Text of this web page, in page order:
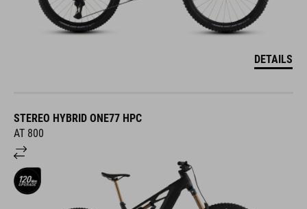
DETAILS
STEREO HYBRID ONE77 HPC
AT 800